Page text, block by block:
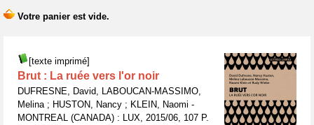
[texte imprimé]
Brut : La ruée vers l'or noir
DUFRESNE, David, LABOUCAN-MASSIMO,
Melina ; HUSTON, Nancy ; KLEIN, Naomi -
MONTREAL (CANADA) : LUX, 2015/06, 107 P.